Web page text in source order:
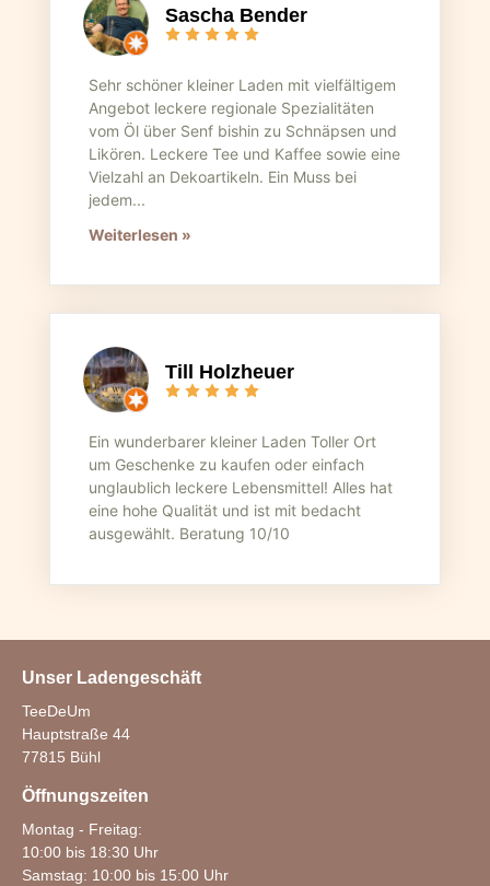
Sascha Bender
Sehr schöner kleiner Laden mit vielfältigem
Angebot leckere regionale Spezialitäten
vom Öl über Senf bishin zu Schnäpsen und
Likören. Leckere Tee und Kaffee sowie eine
Vielzahl an Dekoartikeln. Ein Muss bei
jedem...
Weiterlesen »
Till Holzheuer
Ein wunderbarer kleiner Laden Toller Ort
um Geschenke zu kaufen oder einfach
unglaublich leckere Lebensmittel! Alles hat
eine hohe Qualität und ist mit bedacht
ausgewählt. Beratung 10/10
Unser Ladengeschäft
TeeDeUm
Hauptstraße 44
77815 Bühl
Öffnungszeiten
Montag - Freitag:
10:00 bis 18:30 Uhr
Samstag: 10:00 bis 15:00 Uhr